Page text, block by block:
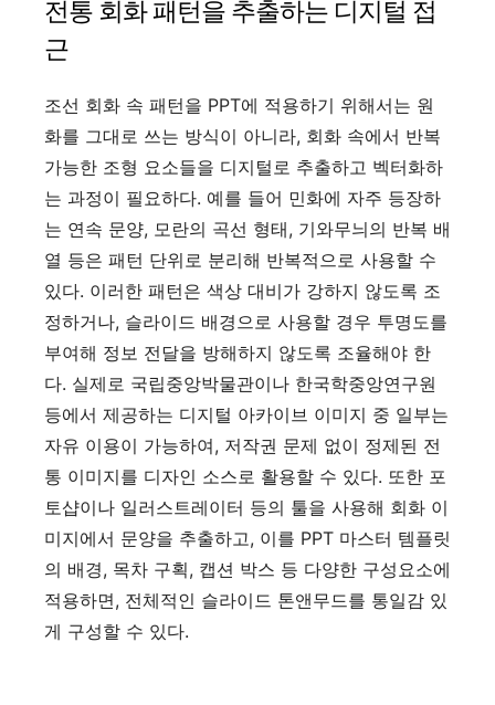
전통 회화 패턴을 추출하는 디지털 접
근
조선 회화 속 패턴을 PPT에 적용하기 위해서는 원
화를 그대로 쓰는 방식이 아니라, 회화 속에서 반복
가능한 조형 요소들을 디지털로 추출하고 벡터화하
는 과정이 필요하다. 예를 들어 민화에 자주 등장하
는 연속 문양, 모란의 곡선 형태, 기와무늬의 반복 배
열 등은 패턴 단위로 분리해 반복적으로 사용할 수
있다. 이러한 패턴은 색상 대비가 강하지 않도록 조
정하거나, 슬라이드 배경으로 사용할 경우 투명도를
부여해 정보 전달을 방해하지 않도록 조율해야 한
다. 실제로 국립중앙박물관이나 한국학중앙연구원
등에서 제공하는 디지털 아카이브 이미지 중 일부는
자유 이용이 가능하여, 저작권 문제 없이 정제된 전
통 이미지를 디자인 소스로 활용할 수 있다. 또한 포
토샵이나 일러스트레이터 등의 툴을 사용해 회화 이
미지에서 문양을 추출하고, 이를 PPT 마스터 템플릿
의 배경, 목차 구획, 캡션 박스 등 다양한 구성요소에
적용하면, 전체적인 슬라이드 톤앤무드를 통일감 있
게 구성할 수 있다.